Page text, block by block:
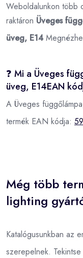
Weboldalunkon több
raktáron Üveges
üveg, E14
❓ Mi a Üveges
üveg, E14EAN
A Üveges
termék EAN kódja:
Még több
lighting
Katalógusunkban az
szerepelnek.